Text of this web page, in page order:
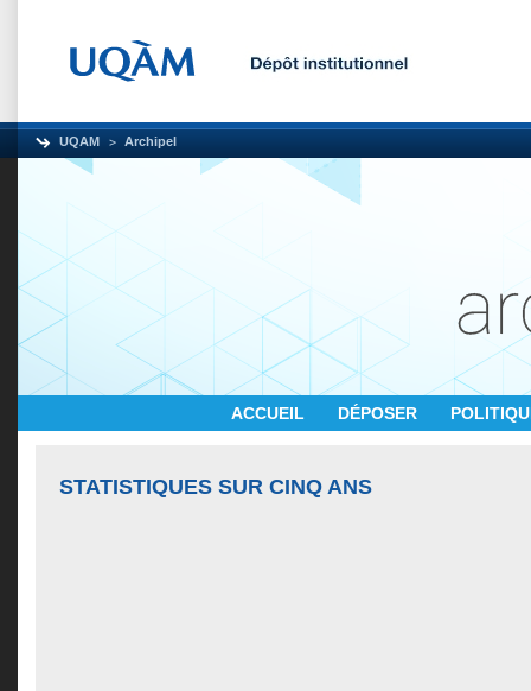
UQAM Archipel
ACCUEIL DÉPOSER
STATISTIQUES SUR CINQ ANS